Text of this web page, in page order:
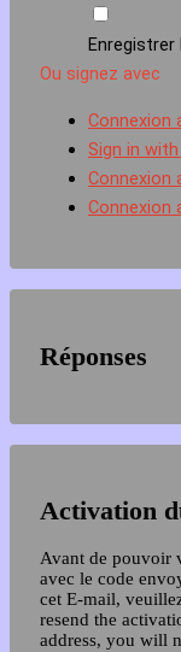
Ou signez avec
Connexion
Sign in
Connexion
Connexion
Réponses
Activation
Avant de pouvoir
avec le code
cet E-mail,
resend the
address, you will